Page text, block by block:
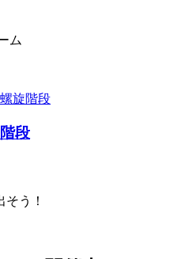
ム
段
う！